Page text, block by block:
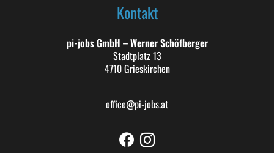
Kontakt
pi-jobs GmbH – Werner Schöfberger
Stadtplatz 13
4710 Grieskirchen
office@pi-jobs.at